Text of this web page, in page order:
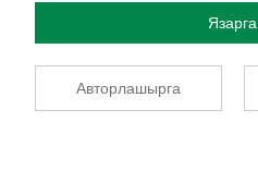
Язарга
Авторлашырга